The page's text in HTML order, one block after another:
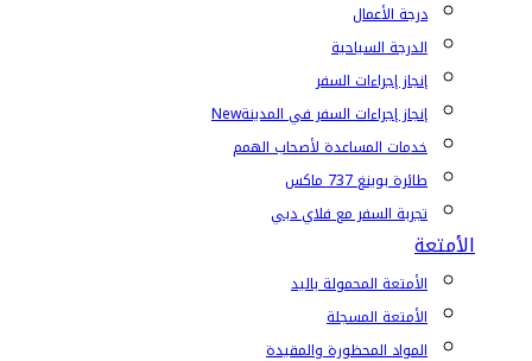
درجة الأعمال
الدرجة السياحية
إنجاز إجراءات السفر
إنجاز إجراءات السفر في المدينةNew
خدمات المساعدة لأصحاب الهمم
طائرة بوينغ 737 ماكس
تجربة السفر مع فلاي دبي
الأمتعة
الأمتعة المحمولة باليد
الأمتعة المسجلة
المواد المحظورة والمقيدة